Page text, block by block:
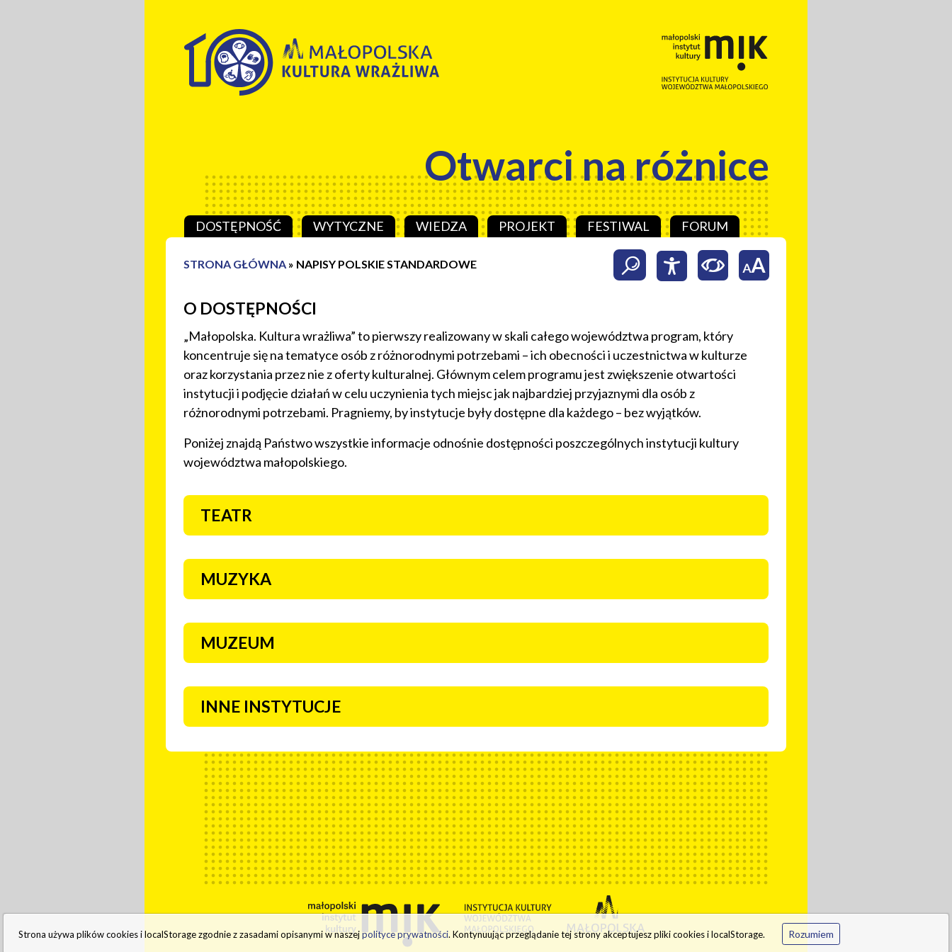
Otwarci na różnice
DOSTĘPNOŚĆ WYTYCZNE WIEDZA PROJEKT FESTIWAL FORUM
STRONA GŁÓWNA » NAPISY POLSKIE STANDARDOWE
O DOSTĘPNOŚCI
„Małopolska. Kultura wrażliwa” to pierwszy realizowany w skali całego województwa program, który
koncentruje się na tematyce osób z różnorodnymi potrzebami – ich obecności i uczestnictwa w kulturze
oraz korzystania przez nie z oferty kulturalnej. Głównym celem programu jest zwiększenie otwartości
instytucji i podjęcie działań w celu uczynienia tych miejsc jak najbardziej przyjaznymi dla osób z
różnorodnymi potrzebami. Pragniemy, by instytucje były dostępne dla każdego – bez wyjątków.
Poniżej znajdą Państwo wszystkie informacje odnośnie dostępności poszczególnych instytucji kultury
województwa małopolskiego.
Nasze instytucje
TEATR
MUZYKA
MUZEUM
INNE INSTYTUCJE
Strona używa plików cookies i localStorage zgodnie z zasadami opisanymi w naszejpolityce prywatności. Kontynuując przeglą­danie tej strony akceptujesz pliki cookies i localStorage. Rozumiem